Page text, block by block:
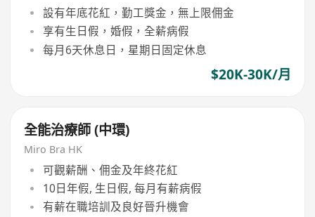
設有年底花紅，勤工獎金，無上限佣金
享有生日假，婚假，全薪病假
每月6天休息日，星期日固定休息
$20K-30K/月
全能治療師 (中環)
Miro Bra HK
可觀薪酬、佣金及年終花紅
10日年假, 生日假, 每月有薪病假
有薪在職培訓及良好晉升機會